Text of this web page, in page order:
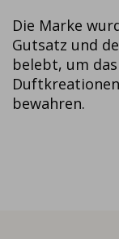
Die Marke
Gutsatz und
belebt, um
bewahren.